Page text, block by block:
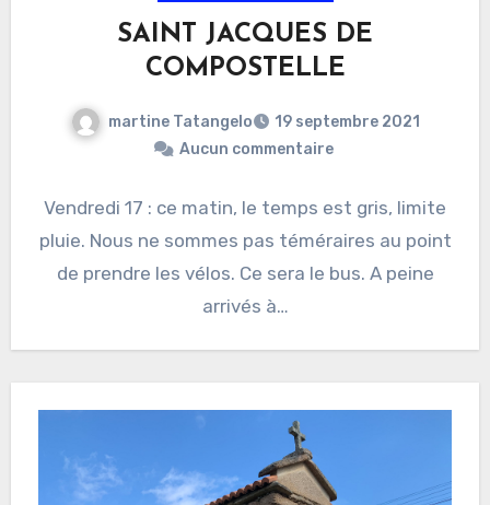
SAINT JACQUES DE
COMPOSTELLE
martine Tatangelo
19 septembre 2021
Aucun commentaire
Vendredi 17 : ce matin, le temps est gris, limite
pluie. Nous ne sommes pas téméraires au point
de prendre les vélos. Ce sera le bus. A peine
arrivés à…